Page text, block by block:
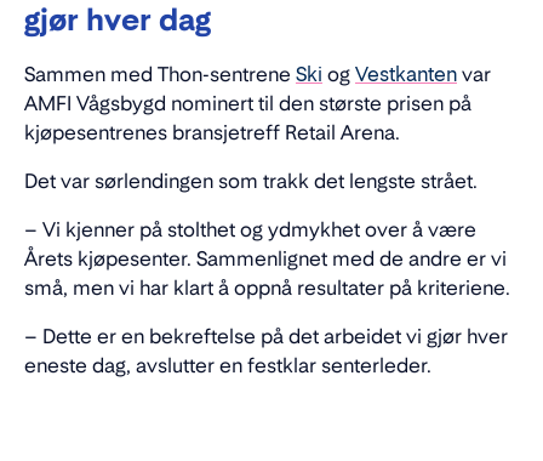
gjør hver dag
Sammen med Thon-sentrene Ski og Vestkanten var
AMFI Vågsbygd nominert til den største prisen på
kjøpesentrenes bransjetreff Retail Arena.
Det var sørlendingen som trakk det lengste strået.
– Vi kjenner på stolthet og ydmykhet over å være
Årets kjøpesenter. Sammenlignet med de andre er vi
små, men vi har klart å oppnå resultater på kriteriene.
– Dette er en bekreftelse på det arbeidet vi gjør hver
eneste dag, avslutter en festklar senterleder.